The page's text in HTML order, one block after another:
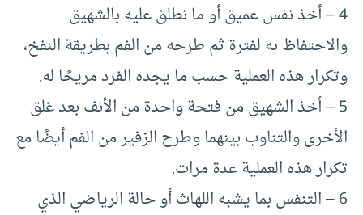
4 – أخذ نفس عميق أو ما نطلق عليه بالشهيق
والاحتفاظ به لفترة ثم طرحه من الفم بطريقة النفخ،
وتكرار هذه العملية حسب ما يجده الفرد مريحًا له.
5 – أخذ الشهيق من فتحة واحدة من الأنف بعد غلق
الأخرى والتناوب بينهما وطرح الزفير من الفم أيضًا مع
تكرار هذه العملية عدة مرات.
6 – التنفس بما يشبه اللهاث أو حالة الرياضي الذي